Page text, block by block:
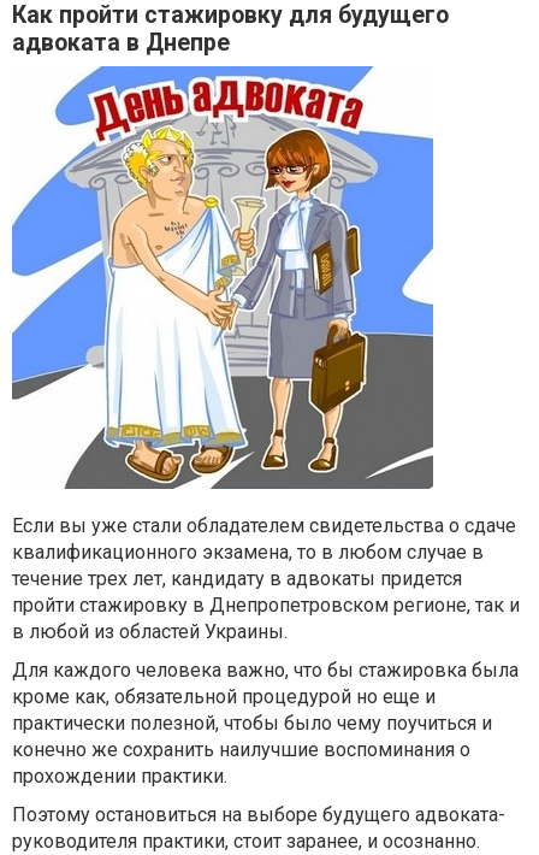
Как пройти стажировку для будущего
адвоката в Днепре
Если вы уже стали обладателем свидетельства о сдаче
квалификационного экзамена, то в любом случае в
течение трех лет, кандидату в адвокаты придется
пройти стажировку в Днепропетровском регионе, так и
в любой из областей Украины.
Для каждого человека важно, что бы стажировка была
кроме как, обязательной процедурой но еще и
практически полезной, чтобы было чему поучиться и
конечно же сохранить наилучшие воспоминания о
прохождении практики.
Поэтому остановиться на выборе будущего адвоката-
руководителя практики, стоит заранее, и осознанно.